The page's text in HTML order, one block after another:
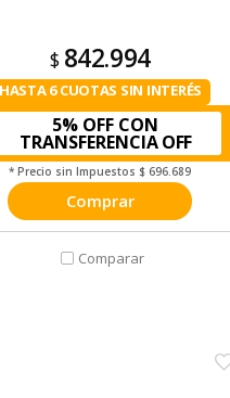
$ 842.994
HASTA 6 CUOTAS SIN INTERÉS
5% OFF CON
TRANSFERENCIA
* Precio sin Impuestos $ 696.689
Comprar